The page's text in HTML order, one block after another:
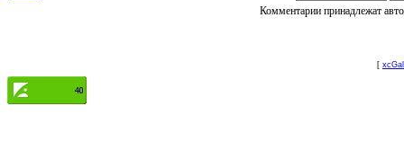
Комментарии принадлежат
[